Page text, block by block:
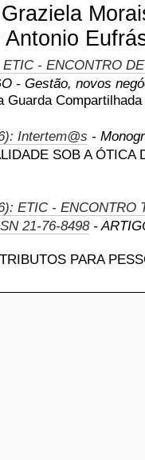
- ENCONTRO
- Gestão, novos
Guarda
Intertem@s -
SOB A ÓTICA
ETIC - ENCONTRO
21-76-8498-
PARA